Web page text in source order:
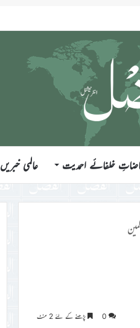
فرمودہ 17؍جولائی 2026ء
خلفائے احمدیت عالمی خبریں
0 پڑھنے کے لئے 2 منٹ